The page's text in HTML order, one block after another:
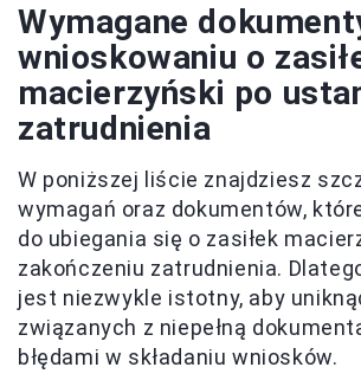
Wymagane
wnioskowaniu o
macierzyński po
zatrudnienia
W poniższej liście znajdziesz
wymagań oraz dokumentów,
do ubiegania się o zasiłek
zakończeniu zatrudnienia.
jest niezwykle istotny, aby
związanych z niepełną
błędami w składaniu wniosków.